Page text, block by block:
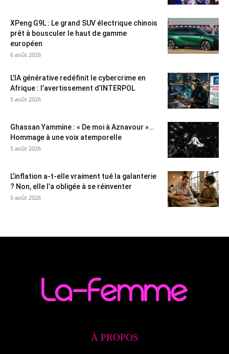
XPeng G9L : Le grand SUV électrique chinois
prêt à bousculer le haut de gamme
européen
6 août 2026
L’IA générative redéfinit le cybercrime en
Afrique : l’avertissement d’INTERPOL
5 août 2026
Ghassan Yammine : « De moi à Aznavour »…
Hommage à une voix atemporelle
5 août 2026
L’inflation a-t-elle vraiment tué la galanterie
? Non, elle l’a obligée à se réinventer
5 août 2026
À PROPOS